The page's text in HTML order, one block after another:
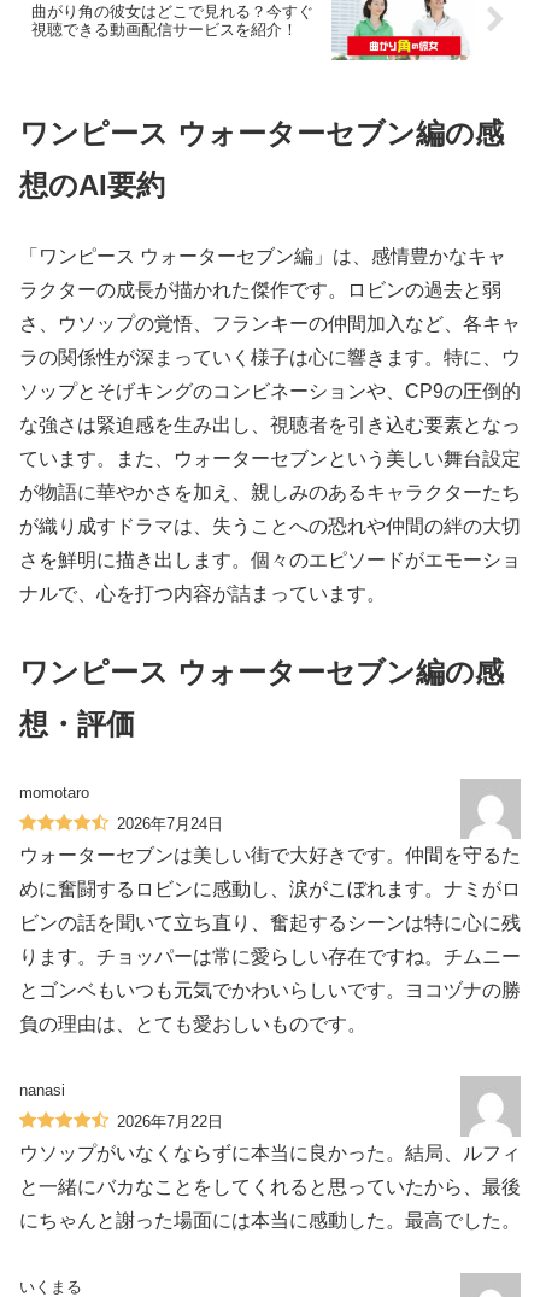
曲がり角の彼女はどこで見れる？今すぐ
視聴できる動画配信サービスを紹介！
ワンピース ウォーターセブン編の感
想のAI要約
「ワンピース ウォーターセブン編」は、感情豊かなキャ
ラクターの成長が描かれた傑作です。ロビンの過去と弱
さ、ウソップの覚悟、フランキーの仲間加入など、各キャ
ラの関係性が深まっていく様子は心に響きます。特に、ウ
ソップとそげキングのコンビネーションや、CP9の圧倒的
な強さは緊迫感を生み出し、視聴者を引き込む要素となっ
ています。また、ウォーターセブンという美しい舞台設定
が物語に華やかさを加え、親しみのあるキャラクターたち
が織り成すドラマは、失うことへの恐れや仲間の絆の大切
さを鮮明に描き出します。個々のエピソードがエモーショ
ナルで、心を打つ内容が詰まっています。
ワンピース ウォーターセブン編の感
想・評価
momotaro
2026年7月24日
ウォーターセブンは美しい街で大好きです。仲間を守るた
めに奮闘するロビンに感動し、涙がこぼれます。ナミがロ
ビンの話を聞いて立ち直り、奮起するシーンは特に心に残
ります。チョッパーは常に愛らしい存在ですね。チムニー
とゴンベもいつも元気でかわいらしいです。ヨコヅナの勝
負の理由は、とても愛おしいものです。
nanasi
2026年7月22日
ウソップがいなくならずに本当に良かった。結局、ルフィ
と一緒にバカなことをしてくれると思っていたから、最後
にちゃんと謝った場面には本当に感動した。最高でした。
いくまる